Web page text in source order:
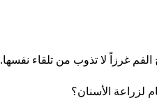
غرزاً لا تذوب من تلقاء نفسها.
لزراعة الأسنان؟